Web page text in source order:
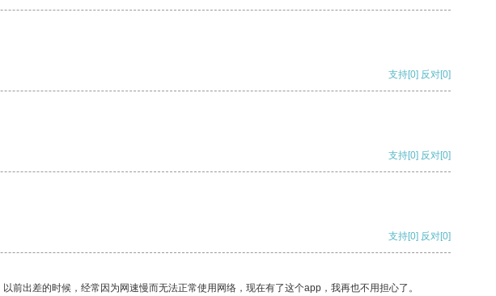
支持[0] 反对[0]
支持[0] 反对[0]
支持[0] 反对[0]
出差的时候，经常因为网速慢而无法正常使用网络，现在有了这个app，我再也不用担心了。